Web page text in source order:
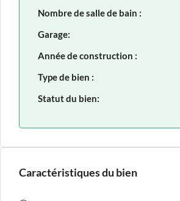
Nombre de salle de bain :
Garage:
Année de construction :
Type de bien :
Statut du bien:
Caractéristiques du bien